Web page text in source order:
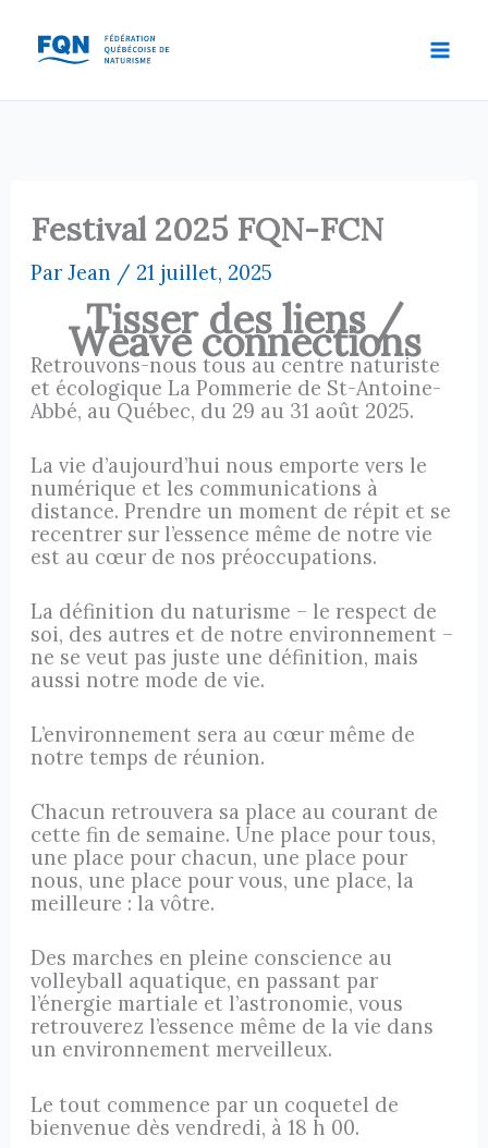
contenu
Festival 2025 FQN-FCN
ParJean / 21 juillet, 2025
Tisser des liens /
Weave connections
Retrouvons-nous tous au centre naturiste
et écologique La Pommerie de St-Antoine-
Abbé, au Québec, du 29 au 31 août 2025.
La vie d’aujourd’hui nous emporte vers le
numérique et les communications à
distance. Prendre un moment de répit et se
recentrer sur l’essence même de notre vie
est au cœur de nos préoccupations.
La définition du naturisme – le respect de
soi, des autres et de notre environnement –
ne se veut pas juste une définition, mais
aussi notre mode de vie.
L’environnement sera au cœur même de
notre temps de réunion.
Chacun retrouvera sa place au courant de
cette fin de semaine. Une place pour tous,
une place pour chacun, une place pour
nous, une place pour vous, une place, la
meilleure : la vôtre.
Des marches en pleine conscience au
volleyball aquatique, en passant par
l’énergie martiale et l’astronomie, vous
retrouverez l’essence même de la vie dans
un environnement merveilleux.
Le tout commence par un coquetel de
bienvenue dès vendredi, à 18 h 00.